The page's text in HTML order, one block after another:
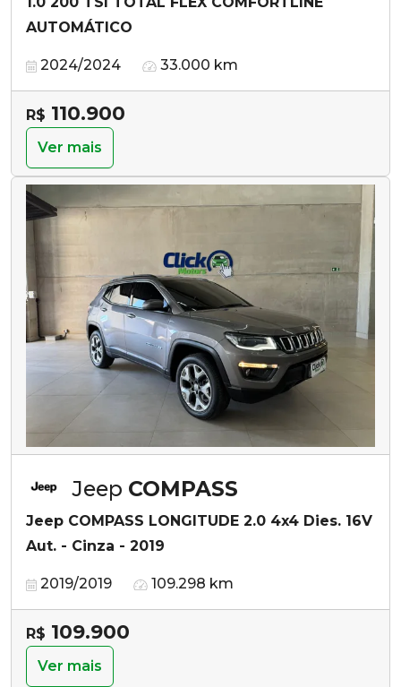
AUTOMÁTICO
2024/2024 33.000 km
R$ 110.900
Ver mais
Jeep COMPASS
Jeep COMPASS LONGITUDE 2.0 4x4 Dies. 16V
Aut. - Cinza - 2019
2019/2019 109.298 km
R$ 109.900
Ver mais